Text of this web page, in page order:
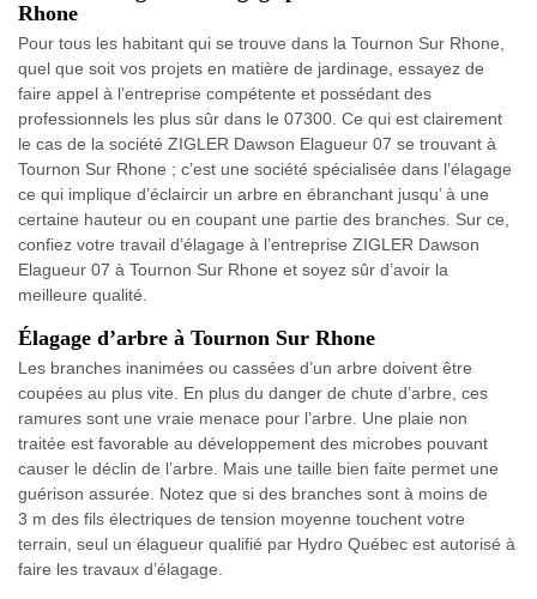
Rhone
Pour tous les habitant qui se trouve dans la Tournon Sur Rhone,
quel que soit vos projets en matière de jardinage, essayez de
faire appel à l’entreprise compétente et possédant des
professionnels les plus sûr dans le 07300. Ce qui est clairement
le cas de la société ZIGLER Dawson Elagueur 07 se trouvant à
Tournon Sur Rhone ; c’est une société spécialisée dans l’élagage
ce qui implique d’éclaircir un arbre en ébranchant jusqu’ à une
certaine hauteur ou en coupant une partie des branches. Sur ce,
confiez votre travail d’élagage à l’entreprise ZIGLER Dawson
Elagueur 07 à Tournon Sur Rhone et soyez sûr d’avoir la
meilleure qualité.
Élagage d’arbre à Tournon Sur Rhone
Les branches inanimées ou cassées d’un arbre doivent être
coupées au plus vite. En plus du danger de chute d’arbre, ces
ramures sont une vraie menace pour l’arbre. Une plaie non
traitée est favorable au développement des microbes pouvant
causer le déclin de l’arbre. Mais une taille bien faite permet une
guérison assurée. Notez que si des branches sont à moins de
3 m des fils électriques de tension moyenne touchent votre
terrain, seul un élagueur qualifié par Hydro Québec est autorisé à
faire les travaux d’élagage.